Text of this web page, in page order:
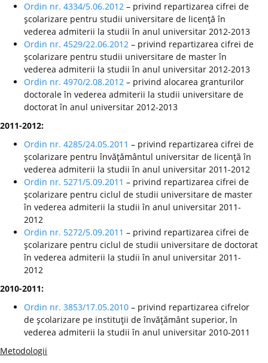
Ordin nr. 4334/5.06.2012 – privind repartizarea cifrei de
şcolarizare pentru studii universitare de licenţă în
vederea admiterii la studii în anul universitar 2012-2013
Ordin nr. 4529/22.06.2012 – privind repartizarea cifrei de
şcolarizare pentru studii universitare de master în
vederea admiterii la studii în anul universitar 2012-2013
Ordin nr. 4970/2.08.2012 – privind alocarea granturilor
doctorale în vederea admiterii la studii universitare de
doctorat în anul universitar 2012-2013
2011-2012:
Ordin nr. 4285/24.05.2011 – privind repartizarea cifrei de
şcolarizare pentru învăţământul universitar de licenţă în
vederea admiterii la studii în anul universitar 2011-2012
Ordin nr. 5271/5.09.2011 – privind repartizarea cifrei de
şcolarizare pentru ciclul de studii universitare de master
în vederea admiterii la studii în anul universitar 2011-
2012
Ordin nr. 5272/5.09.2011 – privind repartizarea cifrei de
şcolarizare pentru ciclul de studii universitare de doctorat
în vederea admiterii la studii în anul universitar 2011-
2012
2010-2011:
Ordin nr. 3853/17.05.2010 – privind repartizarea cifrelor
de şcolarizare pe instituţii de învăţământ superior, în
vederea admiterii la studii în anul universitar 2010-2011
Metodologii